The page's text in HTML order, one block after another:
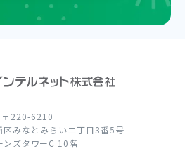
〒220-6210
区みなとみらい二丁目3番5号
ンズタワーC 10階